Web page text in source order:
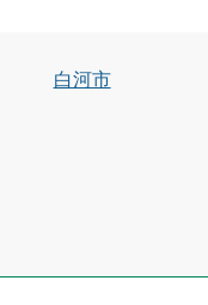
白河市